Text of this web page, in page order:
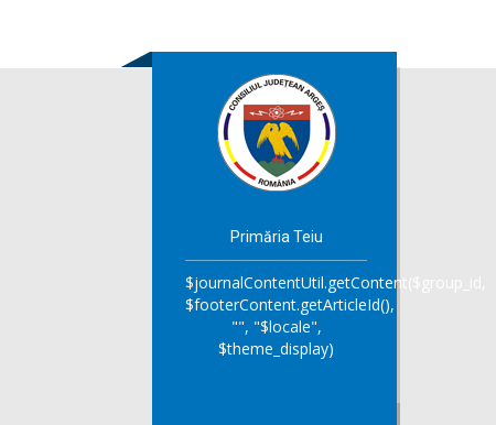
Primăria Teiu
$journalContentUtil.getContent($group_id,
$footerContent.getArticleId(),
"", "$locale",
$theme_display)